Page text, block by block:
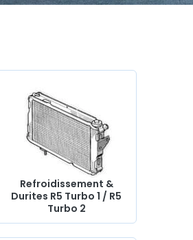
Refroidissement &
Durites R5 Turbo 1 / R5
Turbo 2